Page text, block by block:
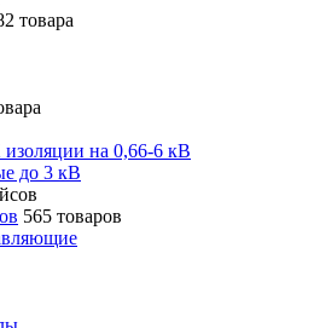
товара
на 0,66-6 кВ
до 3 кВ
565 товаров